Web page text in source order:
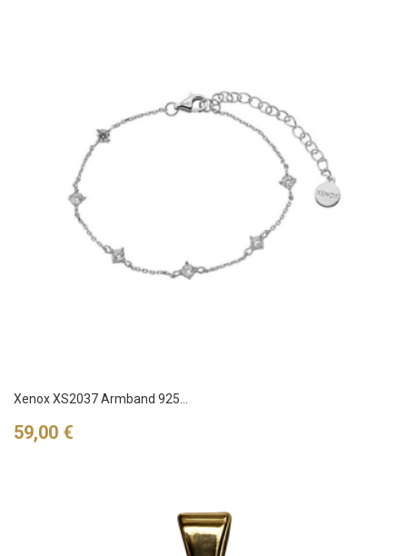
Xenox XS2037 Armband 925...
Preis
59,00 €